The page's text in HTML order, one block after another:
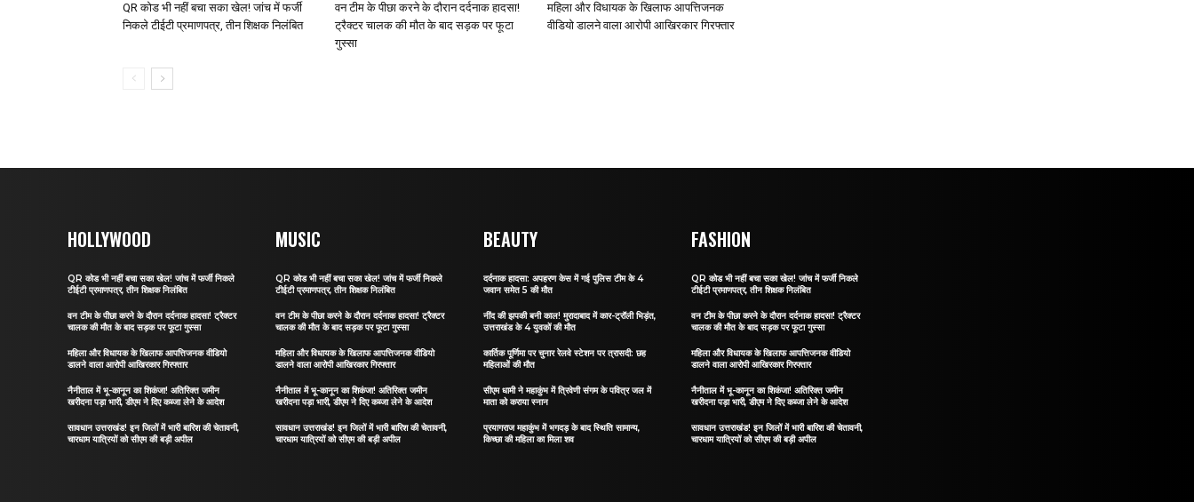
QR कोड भी नहीं बचा सका खेल! जांच में फर्जी
निकले टीईटी प्रमाणपत्र, तीन शिक्षक निलंबित
वन टीम के पीछा करने के दौरान दर्दनाक हादसा!
ट्रैक्टर चालक की मौत के बाद सड़क पर फूटा
गुस्सा
महिला और विधायक के खिलाफ आपत्तिजनक
वीडियो डालने वाला आरोपी आखिरकार गिरफ्तार
HOLLYWOOD
QR कोड भी नहीं बचा सका खेल! जांच में फर्जी निकले
टीईटी प्रमाणपत्र, तीन शिक्षक निलंबित
वन टीम के पीछा करने के दौरान दर्दनाक हादसा! ट्रैक्टर
चालक की मौत के बाद सड़क पर फूटा गुस्सा
महिला और विधायक के खिलाफ आपत्तिजनक वीडियो
डालने वाला आरोपी आखिरकार गिरफ्तार
नैनीताल में भू-कानून का शिकंजा! अतिरिक्त जमीन
खरीदना पड़ा भारी, डीएम ने दिए कब्जा लेने के आदेश
सावधान उत्तराखंड! इन जिलों में भारी बारिश की चेतावनी,
चारधाम यात्रियों को सीएम की बड़ी अपील
MUSIC
QR कोड भी नहीं बचा सका खेल! जांच में फर्जी निकले
टीईटी प्रमाणपत्र, तीन शिक्षक निलंबित
वन टीम के पीछा करने के दौरान दर्दनाक हादसा! ट्रैक्टर
चालक की मौत के बाद सड़क पर फूटा गुस्सा
महिला और विधायक के खिलाफ आपत्तिजनक वीडियो
डालने वाला आरोपी आखिरकार गिरफ्तार
नैनीताल में भू-कानून का शिकंजा! अतिरिक्त जमीन
खरीदना पड़ा भारी, डीएम ने दिए कब्जा लेने के आदेश
सावधान उत्तराखंड! इन जिलों में भारी बारिश की चेतावनी,
चारधाम यात्रियों को सीएम की बड़ी अपील
BEAUTY
दर्दनाक हादसा: अपहरण केस में गई पुलिस टीम के 4
जवान समेत 5 की मौत
नींद की झपकी बनी काल! मुरादाबाद में कार-ट्रॉली भिड़ंत,
उत्तराखंड के 4 युवकों की मौत
कार्तिक पूर्णिमा पर चुनार रेलवे स्टेशन पर त्रासदी: छह
महिलाओं की मौत
सीएम धामी ने महाकुंभ में त्रिवेणी संगम के पवित्र जल में
माता को कराया स्नान
प्रयागराज महाकुंभ में भगदड़ के बाद स्थिति सामान्य,
किच्छा की महिला का मिला शव
FASHION
QR कोड भी नहीं बचा सका खेल! जांच में फर्जी निकले
टीईटी प्रमाणपत्र, तीन शिक्षक निलंबित
वन टीम के पीछा करने के दौरान दर्दनाक हादसा! ट्रैक्टर
चालक की मौत के बाद सड़क पर फूटा गुस्सा
महिला और विधायक के खिलाफ आपत्तिजनक वीडियो
डालने वाला आरोपी आखिरकार गिरफ्तार
नैनीताल में भू-कानून का शिकंजा! अतिरिक्त जमीन
खरीदना पड़ा भारी, डीएम ने दिए कब्जा लेने के आदेश
सावधान उत्तराखंड! इन जिलों में भारी बारिश की चेतावनी,
चारधाम यात्रियों को सीएम की बड़ी अपील